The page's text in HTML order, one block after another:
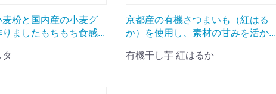
粉と国内産の小麦グ
りましたもちもち食感...
京都産の有機さつまいも（紅はる
か）を使用し、素材の甘みを活か...
有機干し芋 紅はるか